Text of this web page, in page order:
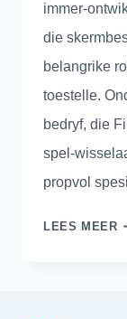
immer-
die
belangrike
toestelle.
bedryf, die
spel-
propvol
LEES MEER